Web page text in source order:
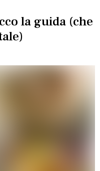
la guida (che